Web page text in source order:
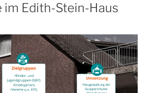
im Edith-Stein-Haus